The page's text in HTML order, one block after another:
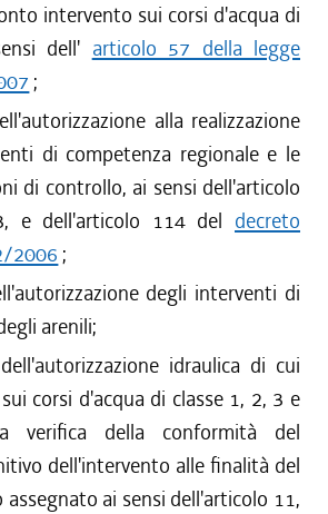
intervento sui corsi d'acqua di
dell' articolo 57 della legge
;
alla realizzazione
di competenza regionale e le
di controllo, ai sensi dell'articolo
e dell'articolo 114 del decreto
2006 ;
degli interventi di
arenili;
idraulica di cui
corsi d'acqua di classe 1, 2, 3 e
verifica della conformità del
dell'intervento alle finalità del
ai sensi dell'articolo 11,